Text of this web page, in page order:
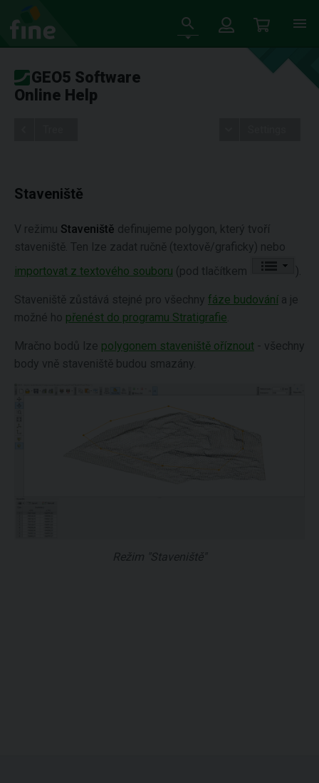
GEO5 Software
Online Help
Staveniště
V režimu Staveniště definujeme polygon, který tvoří
staveniště. Ten lze zadat ručně (textově/graficky) nebo
importovat z textového souboru (pod tlačítkem ).
Staveniště zůstává stejné pro všechny fáze budování a je
možné ho přenést do programu Stratigrafie
Mračno bodů lze polygonem staveniště oříznout - všechny
body vně staveniště budou smazány.
Režim "Staveniště"